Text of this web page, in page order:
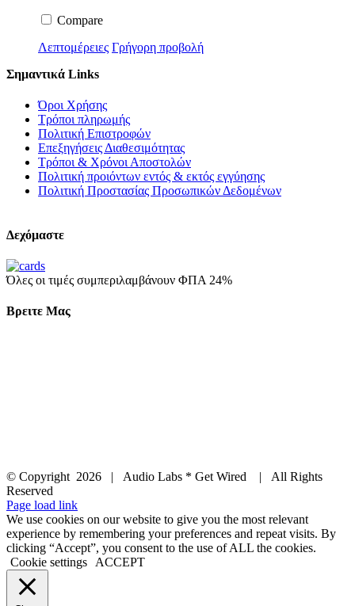
Compare
Λεπτομέρειες Γρήγορη προβολή
Σημαντικά Links
Όροι Χρήσης
Τρόποι πληρωμής
Πολιτική Επιστροφών
Επεξηγήσεις Διαθεσιμότητας
Τρόποι & Χρόνοι Αποστολών
Πολιτική προιόντων εντός & εκτός εγγύησης
Πολιτική Προστασίας Προσωπικών Δεδομένων
Δεχόμαστε
Όλες οι τιμές συμπεριλαμβάνουν ΦΠΑ 24%
Βρειτε Μας
© Copyright 2026 | Audio Labs * Get Wired | All Rights
Reserved
Facebook
Instagram
YouTube
LinkedIn
X
Page load link
We use cookies on our website to give you the most relevant
experience by remembering your preferences and repeat visits. By
clicking “Accept”, you consent to the use of ALL the cookies.
Cookie settings ACCEPT